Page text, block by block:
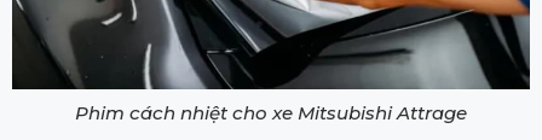
Phim cách nhiệt cho xe Mitsubishi Attrage